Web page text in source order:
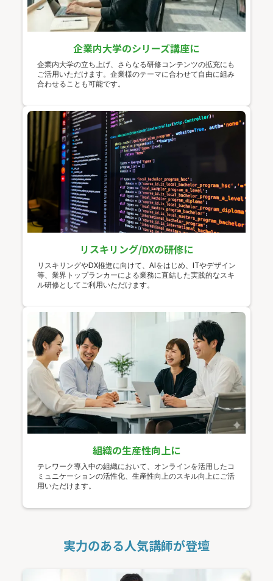
企業内大学のシリーズ講座に
企業内大学の立ち上げ、さらなる研修コンテンツの拡充にも
ご活用いただけます。企業様のテーマに合わせて自由に組み
合わせることも可能です。
リスキリング/DXの研修に
リスキリングやDX推進に向けて、AIをはじめ、ITやデザイン
等、業界トップランカーによる業務に直結した実践的なスキ
ル研修としてご利用いただけます。
組織の生産性向上に
テレワーク導入中の組織において、オンラインを活用したコ
ミュニケーションの活性化、生産性向上のスキル向上にご活
用いただけます。
実力のある人気講師が登壇